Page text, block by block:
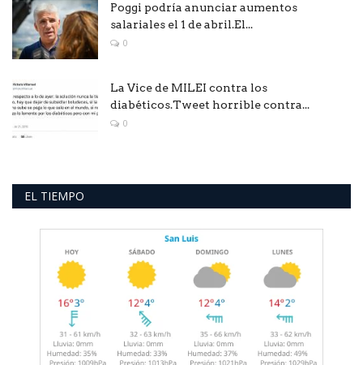
Poggi podría anunciar aumentos
salariales el 1 de abril.El...
0
La Vice de MILEI contra los
diabéticos.Tweet horrible contra...
0
EL TIEMPO